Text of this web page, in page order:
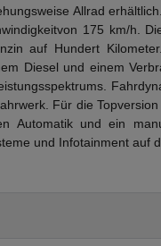
Allrad
175 km/h.
auf Hundert
Diesel und einem
Für die
Automatik und ein
und Infotainment auf